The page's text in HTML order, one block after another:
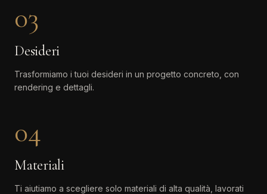
03
Desideri
Trasformiamo i tuoi desideri in un progetto concreto, con
rendering e dettagli.
04
Materiali
Ti aiutiamo a scegliere solo materiali di alta qualità, lavorati